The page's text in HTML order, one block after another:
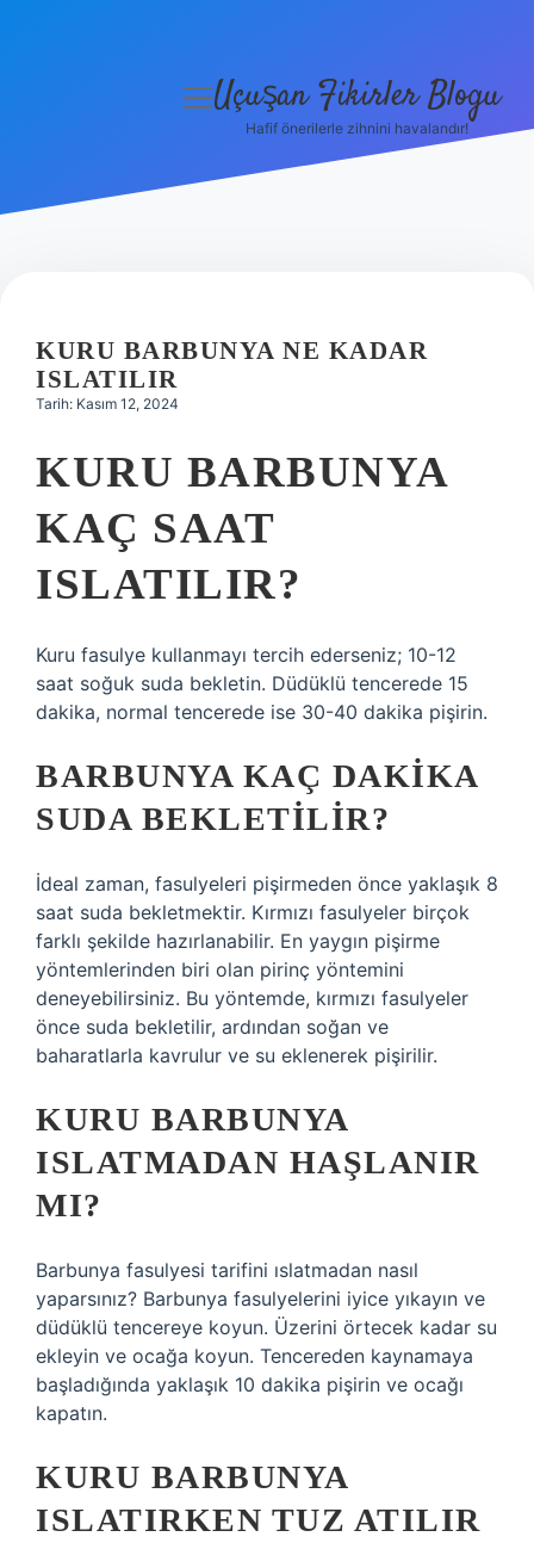
Hakkımızda
menüyü
Uçuşan Fikirler Blogu
Hafif önerilerle zihnini havalandır!
KURU BARBUNYA NE KADAR
ISLATILIR
Tarih: Kasım 12, 2024
KURU BARBUNYA
KAÇ SAAT
ISLATILIR?
Kuru fasulye kullanmayı tercih ederseniz; 10-12
saat soğuk suda bekletin. Düdüklü tencerede 15
dakika, normal tencerede ise 30-40 dakika pişirin.
BARBUNYA KAÇ DAKIKA
SUDA BEKLETILIR?
İdeal zaman, fasulyeleri pişirmeden önce yaklaşık 8
saat suda bekletmektir. Kırmızı fasulyeler birçok
farklı şekilde hazırlanabilir. En yaygın pişirme
yöntemlerinden biri olan pirinç yöntemini
deneyebilirsiniz. Bu yöntemde, kırmızı fasulyeler
önce suda bekletilir, ardından soğan ve
baharatlarla kavrulur ve su eklenerek pişirilir.
KURU BARBUNYA
ISLATMADAN HAŞLANIR
MI?
Barbunya fasulyesi tarifini ıslatmadan nasıl
yaparsınız? Barbunya fasulyelerini iyice yıkayın ve
düdüklü tencereye koyun. Üzerini örtecek kadar su
ekleyin ve ocağa koyun. Tencereden kaynamaya
başladığında yaklaşık 10 dakika pişirin ve ocağı
kapatın.
KURU BARBUNYA
ISLATIRKEN TUZ ATILIR